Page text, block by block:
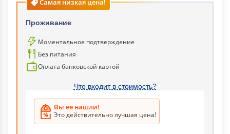
Проживание
Моментальное подтверждение
Без питания
Оплата банковской картой
Что входит в стоимость?
Вы ее нашли!
Это действительно лучшая цена!